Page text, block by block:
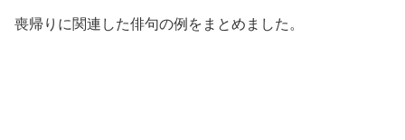
喪帰りに関連した俳句の例をまとめました。